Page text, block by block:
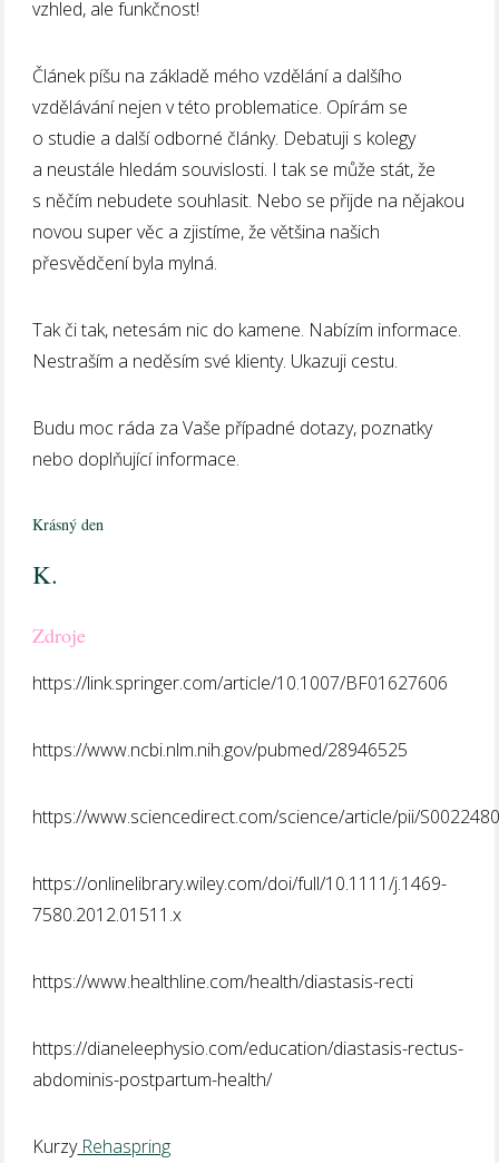
vzhled, ale funkčnost!
Článek píšu na základě mého vzdělání a dalšího
vzdělávání nejen v této problematice. Opírám se
o studie a další odborné články. Debatuji s kolegy
a neustále hledám souvislosti. I tak se může stát, že
s něčím nebudete souhlasit. Nebo se přijde na nějakou
novou super věc a zjistíme, že většina našich
přesvědčení byla mylná.
Tak či tak, netesám nic do kamene. Nabízím informace.
Nestraším a neděsím své klienty. Ukazuji cestu.
Budu moc ráda za Vaše případné dotazy, poznatky
nebo doplňující informace.
Krásný den
K.
Zdroje
https://link.springer.com/article/10.1007/BF01627606
https://www.ncbi.nlm.nih.gov/pubmed/28946525
https://www.sciencedirect.com/science/article/pii/
https://onlinelibrary.wiley.com/doi/full/10.1111/j.1469-
7580.2012.01511.x
https://www.healthline.com/health/diastasis-recti
https://dianeleephysio.com/education/diastasis-rectus-
abdominis-postpartum-health/
KurzyRehaspring